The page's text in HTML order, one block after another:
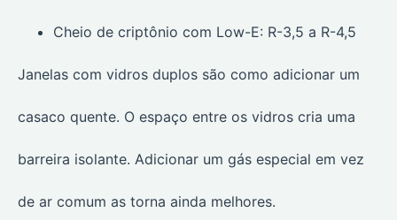
Cheio de criptônio com Low-E: R-3,5 a R-4,5
Janelas com vidros duplos são como adicionar um
casaco quente. O espaço entre os vidros cria uma
barreira isolante. Adicionar um gás especial em vez
de ar comum as torna ainda melhores.